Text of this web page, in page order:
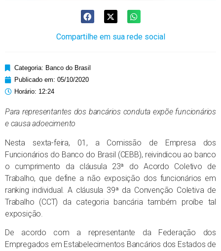
Compartilhe em sua rede social
Categoria: Banco do Brasil
Publicado em: 05/10/2020
Horário: 12:24
Para representantes dos bancários conduta expõe funcionários
e causa adoecimento
Nesta sexta-feira, 01, a Comissão de Empresa dos
Funcionários do Banco do Brasil (CEBB), reivindicou ao banco
o cumprimento da cláusula 23ª do Acordo Coletivo de
Trabalho, que define a não exposição dos funcionários em
ranking individual. A cláusula 39ª da Convenção Coletiva de
Trabalho (CCT) da categoria bancária também proíbe tal
exposição.
De acordo com a representante da Federação dos
Empregados em Estabelecimentos Bancários dos Estados de